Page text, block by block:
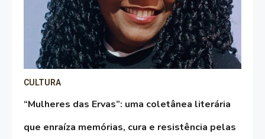
CULTURA
“Mulheres das Ervas”: uma coletânea literária
que enraíza memórias, cura e resistência pelas